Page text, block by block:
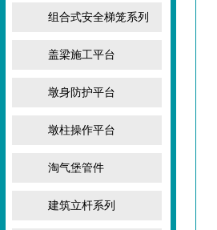
组合式安全梯笼系列
盖梁施工平台
墩身防护平台
墩柱操作平台
淘气堡管件
建筑立杆系列